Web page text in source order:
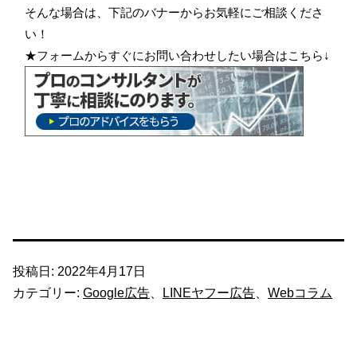
そんな場合は、下記のバナーからお気軽にご相談くださ
い！
★フォームからすぐにお問い合わせしたい場合はこちら↓
投稿日: 2022年4月17日
カテゴリー: Google広告 LINEヤフー広告 Webコラム